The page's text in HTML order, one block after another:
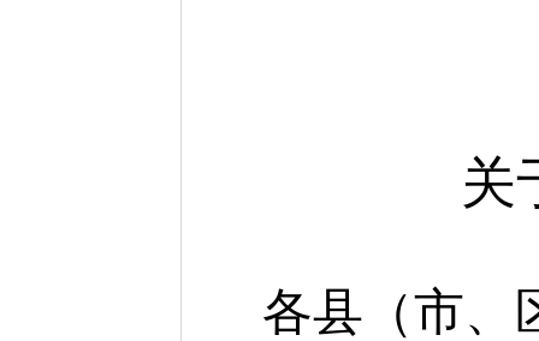
关
各县（市、